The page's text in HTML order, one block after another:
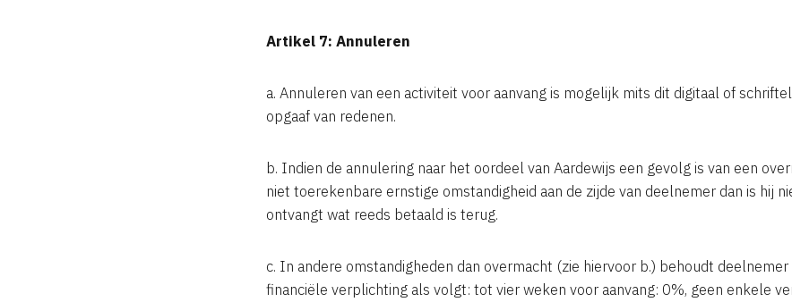
Artikel 7: Annuleren
a. Annuleren van een activiteit voor aanvang is mogelijk mits dit digitaal of
opgaaf van redenen.
b. Indien de annulering naar het oordeel van Aardewijs een gevolg is van een
niet toerekenbare ernstige omstandigheid aan de zijde van deelnemer dan is hij
ontvangt wat reeds betaald is terug.
c. In andere omstandigheden dan overmacht (zie hiervoor b.) behoudt
financiële verplichting als volgt: tot vier weken voor aanvang: 0%, geen enkele